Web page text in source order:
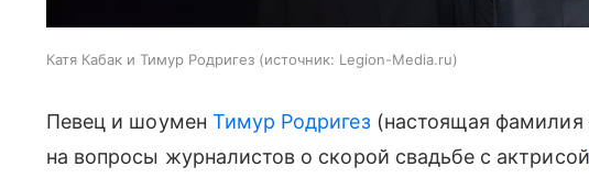
Катя Кабак и Тимур Родригез источник: Legion-Media.ru
Певец и шоумен Тимур Родригез (настоящая
на вопросы журналистов о скорой свадьбе с актрисой